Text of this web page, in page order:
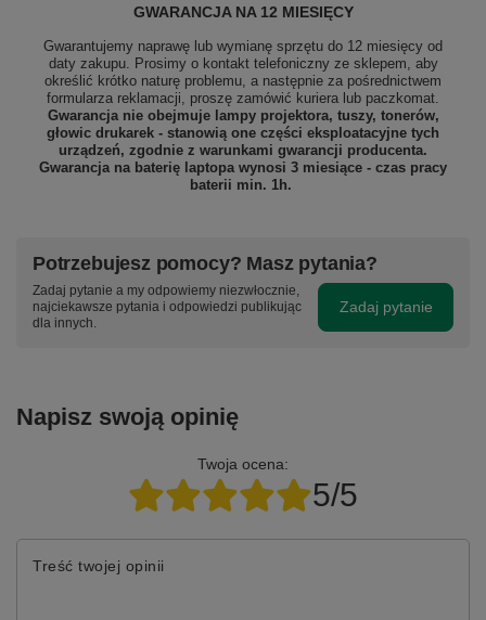
GWARANCJA NA 12 MIESIĘCY
Gwarantujemy naprawę lub wymianę sprzętu do 12 miesięcy od
daty zakupu. Prosimy o kontakt telefoniczny ze sklepem, aby
określić krótko naturę problemu, a następnie za pośrednictwem
formularza reklamacji, proszę zamówić kuriera lub paczkomat.
Gwarancja nie obejmuje lampy projektora, tuszy, tonerów,
głowic drukarek - stanowią one części eksploatacyjne tych
urządzeń, zgodnie z warunkami gwarancji producenta.
Gwarancja na baterię laptopa wynosi 3 miesiące - czas pracy
baterii min. 1h.
Potrzebujesz pomocy? Masz pytania?
Zadaj pytanie a my odpowiemy niezwłocznie,
najciekawsze pytania i odpowiedzi publikując
dla innych.
Zadaj pytanie
Napisz swoją opinię
Twoja ocena:
5/5
Treść twojej opinii